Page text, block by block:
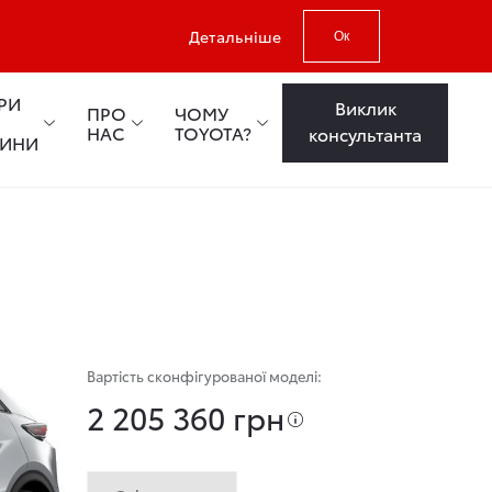
Детальніше Ок
ПРО
НАС
ЧОМУ
TOYOTA?
Виклик
консультанта
Вартість сконфігурованої моделі:
2 205 360 грн